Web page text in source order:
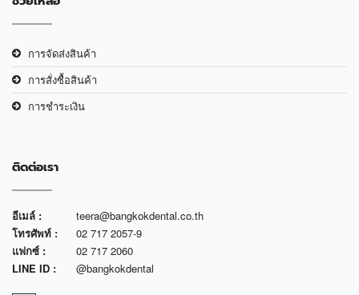
การจัดส่งสินค้า
การสั่งซื้อสินค้า
การชำระเงิน
ติดต่อเรา
อีเมล์ :
teera@bangkokdental.co.th
โทรศัพท์ :
02 717 2057-9
แฟกซ์ :
02 717 2060
LINE ID :
@bangkokdental